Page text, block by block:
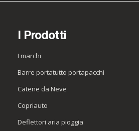
I Prodotti
I marchi
Barre portatutto portapacchi
Catene da Neve
Copriauto
Deflettori aria pioggia